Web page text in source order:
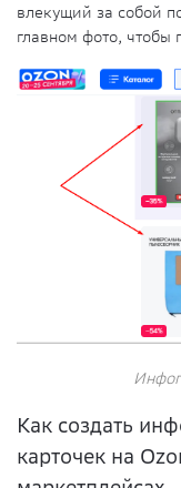
влекущий за собой
главном фото, чтобы
Как создать
карточек на